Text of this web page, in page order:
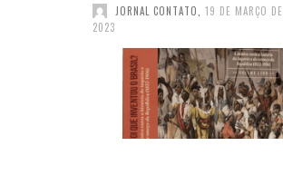
JORNAL CONTATO
19 DE MARÇO DE
2023